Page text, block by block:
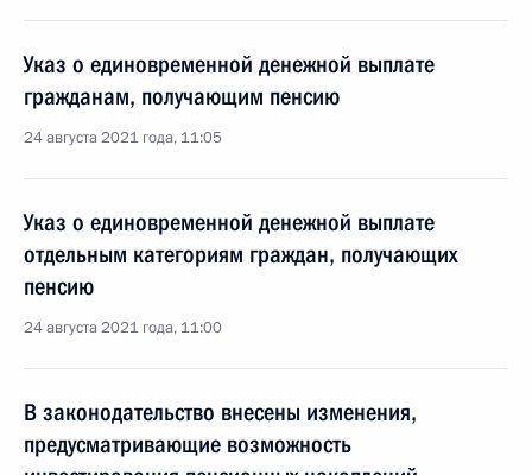
Указ о единовременной денежной выплате
гражданам, получающим пенсию
24 августа 2021 года, 11:05
Указ о единовременной денежной выплате
отдельным категориям граждан, получающих
пенсию
24 августа 2021 года, 11:00
В законодательство внесены изменения,
предусматривающие возможность